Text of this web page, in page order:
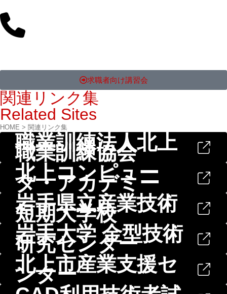
求職者向け講習会
関連リンク集
Related Sites
HOME > 関連リンク集
職業訓練法人北上
職業訓練協会
北上コンピュー
タ・アカデミー
岩手県立産業技術
短期大学校
岩手大学 金型技術
研究センター
北上市産業支援セ
ンター